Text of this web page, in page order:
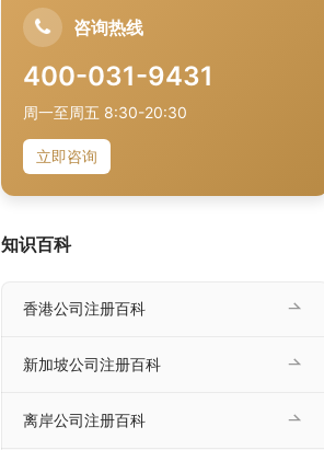
咨询热线
400-031-9431
周一至周五 8:30-20:30
立即咨询
知识百科
香港公司注册百科
新加坡公司注册百科
离岸公司注册百科